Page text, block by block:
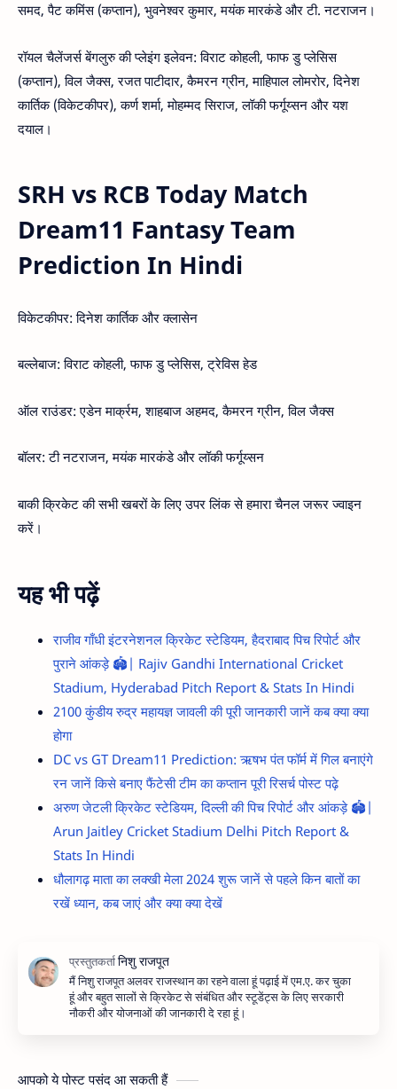
समद, पैट कमिंस (कप्तान), भुवनेश्वर कुमार, मयंक मारकंडे और टी. नटराजन।
रॉयल चैलेंजर्स बेंगलुरु की प्लेइंग इलेवन: विराट कोहली, फाफ डु प्लेसिस
(कप्तान), विल जैक्स, रजत पाटीदार, कैमरन ग्रीन, माहिपाल लोमरोर, दिनेश
कार्तिक (विकेटकीपर), कर्ण शर्मा, मोहम्मद सिराज, लॉकी फर्गूय्सन और यश
दयाल।
SRH vs RCB Today Match
Dream11 Fantasy Team
Prediction In Hindi
विकेटकीपर: दिनेश कार्तिक और क्लासेन
बल्लेबाज: विराट कोहली, फाफ डु प्लेसिस, ट्रेविस हेड
ऑल राउंडर: एडेन मार्क्रम, शाहबाज अहमद, कैमरन ग्रीन, विल जैक्स
बॉलर: टी नटराजन, मयंक मारकंडे और लॉकी फर्गूय्सन
बाकी क्रिकेट की सभी खबरों के लिए उपर लिंक से हमारा चैनल जरूर ज्वाइन
करें।
यह भी पढ़ें
राजीव गाँधी इंटरनेशनल क्रिकेट स्टेडियम, हैदराबाद पिच रिपोर्ट और
पुराने आंकड़े 🏟️| Rajiv Gandhi International Cricket
Stadium, Hyderabad Pitch Report & Stats In Hindi
2100 कुंडीय रुद्र महायज्ञ जावली की पूरी जानकारी जानें कब क्या क्या
होगा
DC vs GT Dream11 Prediction: ऋषभ पंत फॉर्म में गिल बनाएंगे
रन जानें किसे बनाए फैंटेसी टीम का कप्तान पूरी रिसर्च पोस्ट पढ़े
अरुण जेटली क्रिकेट स्टेडियम, दिल्ली की पिच रिपोर्ट और आंकड़े 🏟️|
Arun Jaitley Cricket Stadium Delhi Pitch Report &
Stats In Hindi
धौलागढ़ माता का लक्खी मेला 2024 शुरू जानें से पहले किन बातों का
रखें ध्यान, कब जाएं और क्या क्या देखें
मैं निशु राजपूत अलवर राजस्थान का रहने वाला हूं पढ़ाई में एम.ए. कर चुका
हूं और बहुत सालों से क्रिकेट से संबंधित और स्टूडेंट्स के लिए सरकारी
नौकरी और योजनाओं की जानकारी दे रहा हूं।
आपको ये पोस्ट पसंद आ सकती हैं